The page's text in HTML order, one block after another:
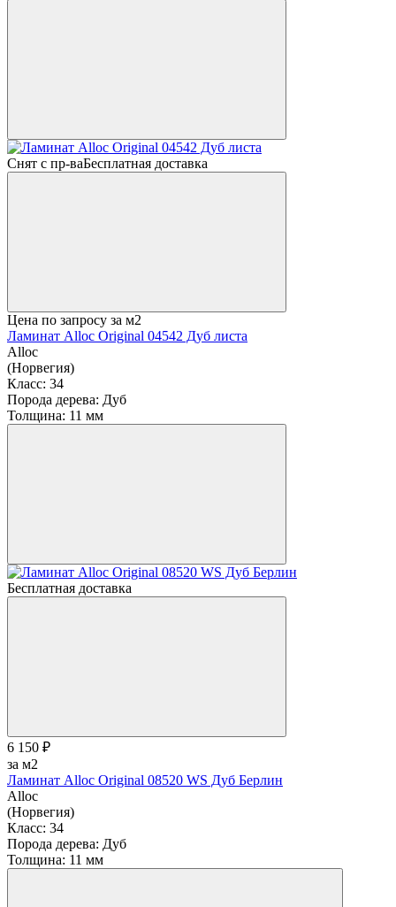
Снят с пр-ваБесплатная доставка
Цена по запросу за м2
Ламинат Alloc Original 04542 Дуб листа
Alloc
(Норвегия)
Класс: 34
Порода дерева: Дуб
Толщина: 11 мм
Бесплатная доставка
6 150 ₽
за м2
Ламинат Alloc Original 08520 WS Дуб Берлин
Alloc
(Норвегия)
Класс: 34
Порода дерева: Дуб
Толщина: 11 мм